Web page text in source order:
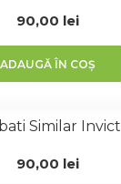
90,00 lei
ADAUGĂ ÎN COȘ
Similar
90,00 lei